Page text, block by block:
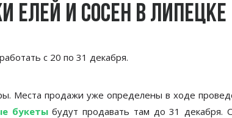
елей и сосен в Липецке
с 20 по 31 декабря.
Места продажи уже определены в ходе
букетыбудут продавать там до 31 декабря.